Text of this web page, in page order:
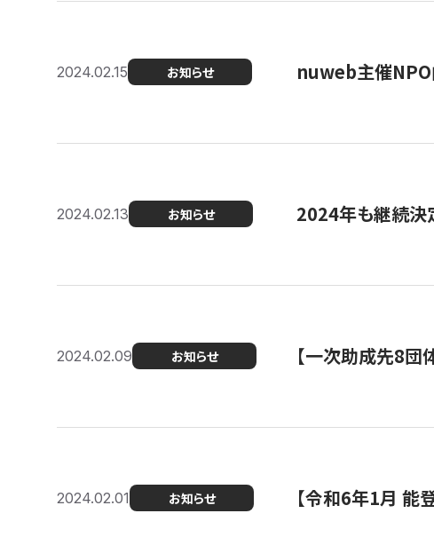
2024.02.15 お知らせ nuweb主催NPO
2024.02.13 お知らせ 2024年も継続決
2024.02.09 お知らせ 【一次助成先8団
2024.02.01 お知らせ 【令和6年1月 能